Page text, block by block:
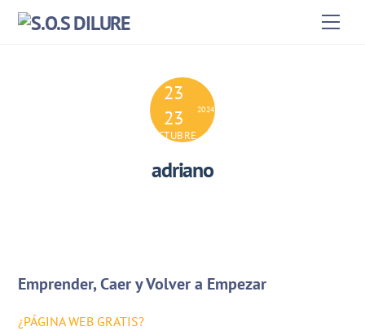
Skip
23
23
OCTUBRE
2024
adriano
Emprender, Caer y Volver a Empezar
¿PÁGINA WEB GRATIS?